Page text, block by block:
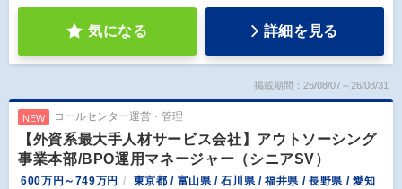
気になる 詳細を見る
掲載期間：26/08/07～26/08/31
NEW コールセンター運営・管理
【外資系最大手人材サービス会社】アウトソーシング
事業本部/BPO運用マネージャー（シニアSV）
600万円～749万円
東京都 / 富山県 / 石川県 / 福井県 / 長野県 / 愛知